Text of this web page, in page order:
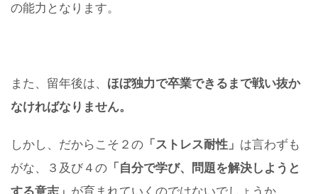
の能力となります。
また、留年後は、 ほぼ独力で卒業できるまで戦い抜か
なければなりません。
しかし、だからこそ２の 「ストレス耐性」 は言わずも
がな、３及び４の 「自分で学び、問題を解決しようと
する意志」 が育まれていくのではないでしょうか。